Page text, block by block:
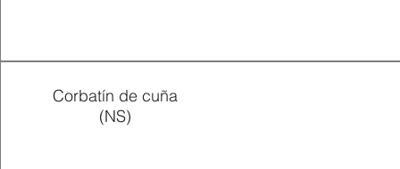
Corbatín de cuña
(NS)